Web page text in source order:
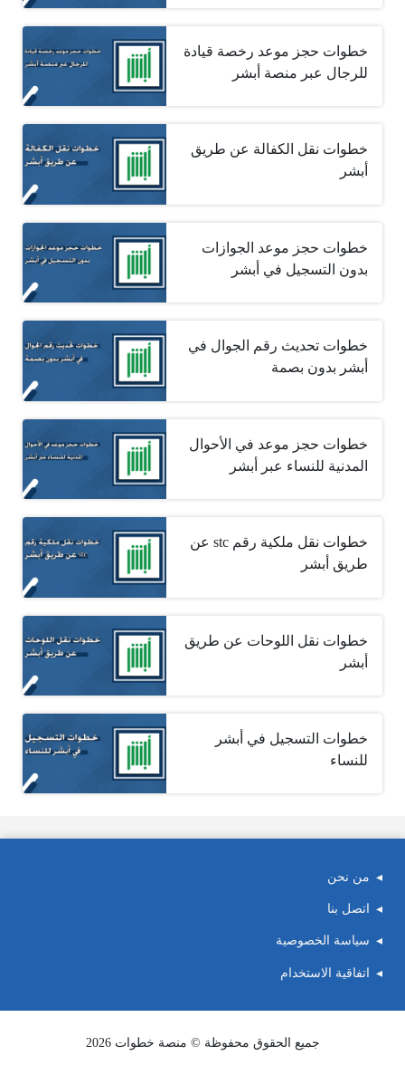
خطوات حجز موعد رخصة قيادة
للرجال عبر منصة أبشر
خطوات نقل الكفالة عن طريق
أبشر
خطوات حجز موعد الجوازات
بدون التسجيل في أبشر
خطوات تحديث رقم الجوال في
أبشر بدون بصمة
خطوات حجز موعد في الأحوال
المدنية للنساء عبر أبشر
خطوات نقل ملكية رقم stc عن
طريق أبشر
خطوات نقل اللوحات عن طريق
أبشر
خطوات التسجيل في أبشر
للنساء
من نحن
اتصل بنا
سياسة الخصوصية
اتفاقية الاستخدام
جميع الحقوق محفوظة © منصة خطوات 2026